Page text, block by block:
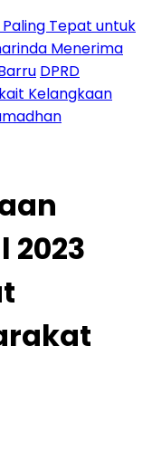
Paling Tepat untuk
Menerima
DPRD
Kelangkaan
2023